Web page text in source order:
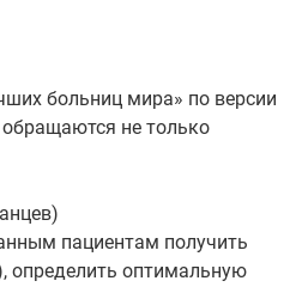
больниц мира» по версии
не только
пациентам получить
определить оптимальную